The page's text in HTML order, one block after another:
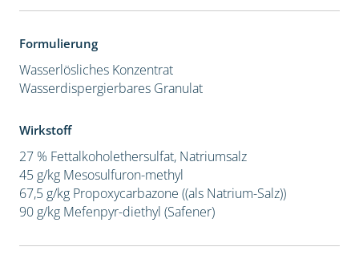
Formulierung
Wasserlösliches Konzentrat
Wasserdispergierbares Granulat
Wirkstoff
27 % Fettalkoholethersulfat, Natriumsalz
45 g/kg Mesosulfuron-methyl
67,5 g/kg Propoxycarbazone ((als Natrium-Salz))
90 g/kg Mefenpyr-diethyl (Safener)